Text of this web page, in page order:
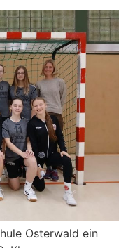
Osterwald ein